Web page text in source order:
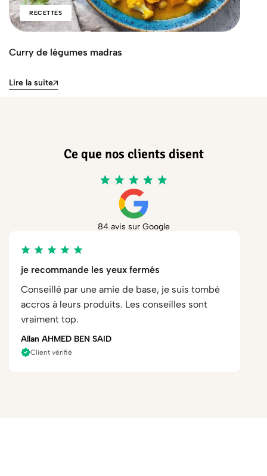
RECETTES
Curry de légumes madras
Lire la suite
Ce que nos clients disent
84 avis sur Google
je recommande les yeux fermés
Conseillé par une amie de base, je suis tombé
accros à leurs produits. Les conseilles sont
vraiment top.
Allan AHMED BEN SAID
Client vérifié